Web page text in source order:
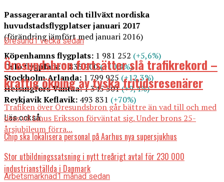
Passagerarantal och tillväxt nordiska
huvudstadsflygplatser januari 2017
(förändring jämfört med januari 2016)
Köpenhamns flygplats: 1 981 252 (+5,6%)
Oslo flygplats:1 835 900(+10,9%)
Stockholm Arlanda: 1 799 925 (+12,3%)
Helsingfors Vantaa:1 345 501(+9,4%)
Reykjavik Keflavik: 493 831 (+70%)
Läs också:
Chip ska lokalisera personal på Aarhus nya supersjukhus
Stor utbildningssatsning i nytt treårigt avtal för 230 000
industrianställda i Danmark
Øresund1 vecka sedan
Öresundsbron fortsätter slå trafikrekord –
kraftig ökning av tyska fritidsresenärer
Trafiken över Öresundsbron går bättre än vad till och med
dess vd Linus Eriksson förväntat sig. Under brons 25-
årsjubileum förra...
Arbetsmarknad1 månad sedan